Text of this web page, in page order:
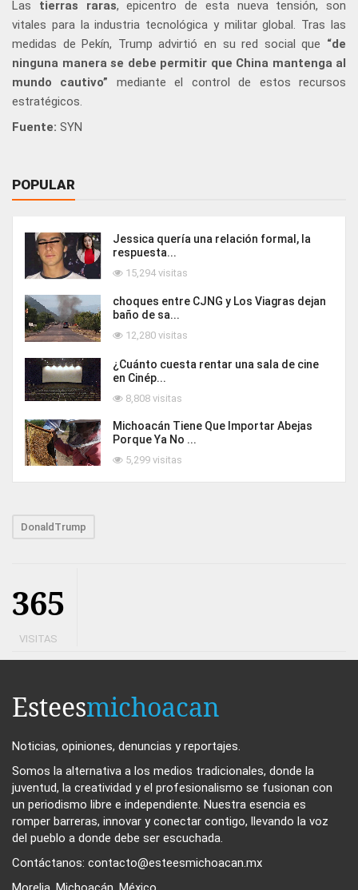
Las tierras raras, epicentro de esta nueva tensión, son
vitales para la industria tecnológica y militar global. Tras las
medidas de Pekín, Trump advirtió en su red social que “de
ninguna manera se debe permitir que China mantenga al
mundo cautivo” mediante el control de estos recursos
estratégicos.
Fuente: SYN
POPULAR
Jessica quería una relación formal, la
respuesta...
15,294 visitas
choques entre CJNG y Los Viagras dejan
baño de sa...
12,280 visitas
¿Cuánto cuesta rentar una sala de cine
en Cinép...
8,808 visitas
Michoacán Tiene Que Importar Abejas
Porque Ya No ...
5,299 visitas
DonaldTrump
365
VISITAS
Esteesmichoacan
Noticias, opiniones, denuncias y reportajes.
Somos la alternativa a los medios tradicionales, donde la
juventud, la creatividad y el profesionalismo se fusionan con
un periodismo libre e independiente. Nuestra esencia es
romper barreras, innovar y conectar contigo, llevando la voz
del pueblo a donde debe ser escuchada.
Contáctanos: contacto@esteesmichoacan.mx